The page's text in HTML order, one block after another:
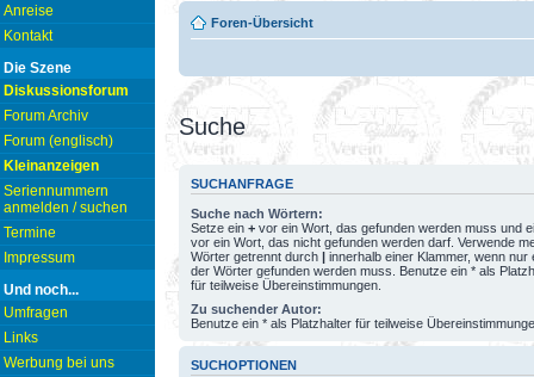
Anreise
Kontakt
Die Szene
Diskussionsforum
Forum Archiv
Forum (englisch)
Kleinanzeigen
Seriennummern
anmelden / suchen
Termine
Impressum
Und noch...
Umfragen
Links
Werbung bei uns
Foren-Übersicht
Suche
SUCHANFRAGE
Suche nach Wörtern:
Setze ein + vor ein Wort, das gefunden werden muss und
vor ein Wort, das nicht gefunden werden darf. Verwende
Wörter getrennt durch | innerhalb einer Klammer, wenn nur
der Wörter gefunden werden muss. Benutze ein * als
für teilweise Übereinstimmungen.
Zu suchender Autor:
Benutze ein * als Platzhalter für teilweise
SUCHOPTIONEN